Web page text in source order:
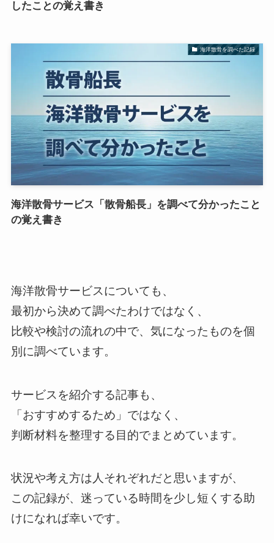
したことの覚え書き
海洋散骨を調べた記録
海洋散骨サービス「散骨船長」を調べて分かったこと
の覚え書き
海洋散骨サービスについても、
最初から決めて調べたわけではなく、
比較や検討の流れの中で、気になったものを個
別に調べています。
サービスを紹介する記事も、
「おすすめするため」ではなく、
判断材料を整理する目的でまとめています。
状況や考え方は人それぞれだと思いますが、
この記録が、迷っている時間を少し短くする助
けになれば幸いです。